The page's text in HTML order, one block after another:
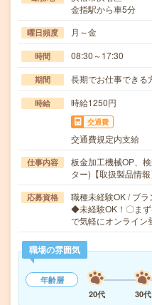
金指駅から車5分
曜日頻度 月～金
時間 08:30～17:30
期間 長期でお仕事できる
時給 時給1250円
交通費
交通費規定内支給
仕事内容
板金加工機械OP、
ター)【取扱製品情
応募資格
職種未経験OK / ブ
◆未経験OK！〇ま
で気軽にオンライ
職場の雰囲気
年齢層
20代
30代